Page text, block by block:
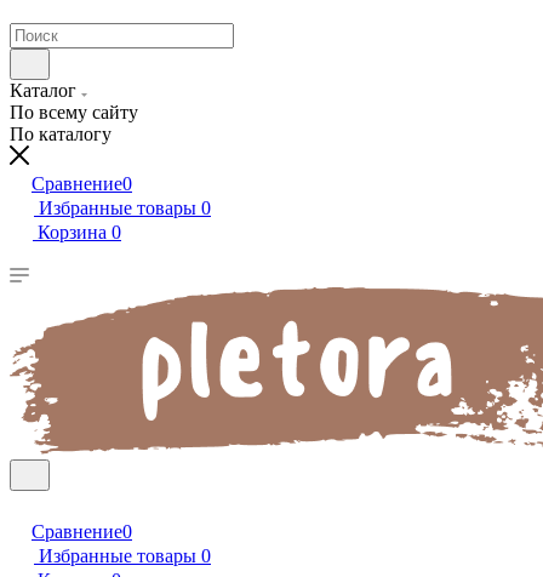
Каталог
По всему сайту
По каталогу
Сравнение0
Избранные товары 0
Корзина 0
Сравнение0
Избранные товары 0